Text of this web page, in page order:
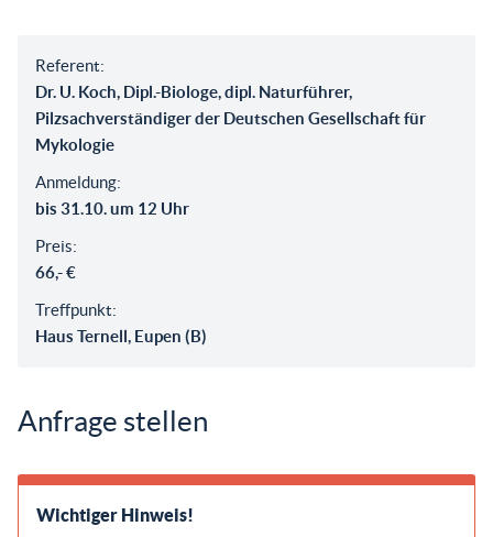
Referent:
Dr. U. Koch, Dipl.-Biologe, dipl. Naturführer,
Pilzsachverständiger der Deutschen Gesellschaft für
Mykologie
Anmeldung:
bis 31.10. um 12 Uhr
Preis:
66,- €
Treffpunkt:
Haus Ternell, Eupen (B)
Anfrage stellen
Wichtiger Hinweis!